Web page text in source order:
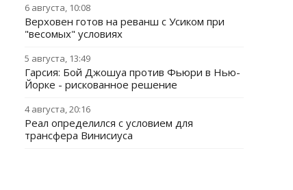
6 августа, 10:08
Верховен готов на реванш с Усиком при
"весомых" условиях
5 августа, 13:49
Гарсия: Бой Джошуа против Фьюри в Нью-
Йорке - рискованное решение
4 августа, 20:16
Реал определился с условием для
трансфера Винисиуса